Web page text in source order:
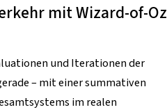
mit Wizard-of-Oz
und Iterationen der
– mit einer summativen
im realen